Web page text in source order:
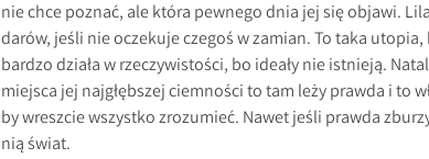
nie chce poznać, ale która pewnego dnia jej się objawi.
darów, jeśli nie oczekuje czegoś w zamian. To taka
bardzo działa w rzeczywistości, bo ideały nie istnieją.
miejsca jej najgłębszej ciemności to tam leży prawda i to
by wreszcie wszystko zrozumieć. Nawet jeśli prawda
nią świat.